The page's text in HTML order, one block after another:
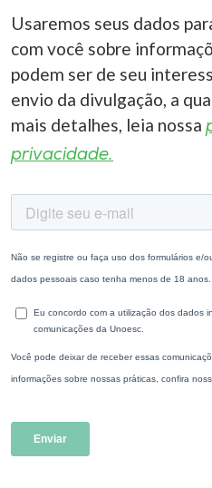
Usaremos seus dados
com você sobre
podem ser de seu
envio da divulgação, a
mais detalhes, leia nossa
privacidade.